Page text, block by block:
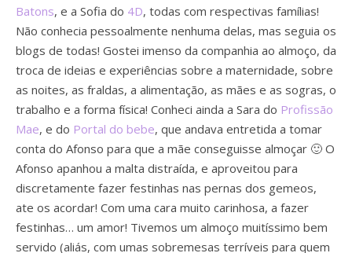
Batons, e a Sofia do 4D, todas com respectivas famílias!
Não conhecia pessoalmente nenhuma delas, mas seguia os
blogs de todas! Gostei imenso da companhia ao almoço, da
troca de ideias e experiências sobre a maternidade, sobre
as noites, as fraldas, a alimentação, as mães e as sogras, o
trabalho e a forma física! Conheci ainda a Sara do Profissão
Mae, e do Portal do bebe, que andava entretida a tomar
conta do Afonso para que a mãe conseguisse almoçar 🙂 O
Afonso apanhou a malta distraída, e aproveitou para
discretamente fazer festinhas nas pernas dos gemeos,
ate os acordar! Com uma cara muito carinhosa, a fazer
festinhas… um amor! Tivemos um almoço muitíssimo bem
servido (aliás, com umas sobremesas terríveis para quem